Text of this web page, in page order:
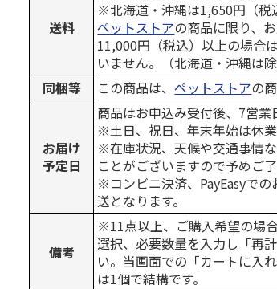
送料
※北海道・沖縄は1,650円（税
ペットストアの商品に限り、
11,000円（税込）以上の場合
いません。（北海道・沖縄は除
同梱等
この商品は、ペットストアの
お届け
予定日
商品はお申込み受付後、7営業
※土日、祝日、年末年始は休業
※在庫状況、天候や交通事情
ことがございますので予めご
※コンビニ決済、PayEasyで
送となります。
備考
※11点以上、ご購入希望の場
選択、必要数量を入力し「再
い。当画面での「カートに入
は1個で結構です。